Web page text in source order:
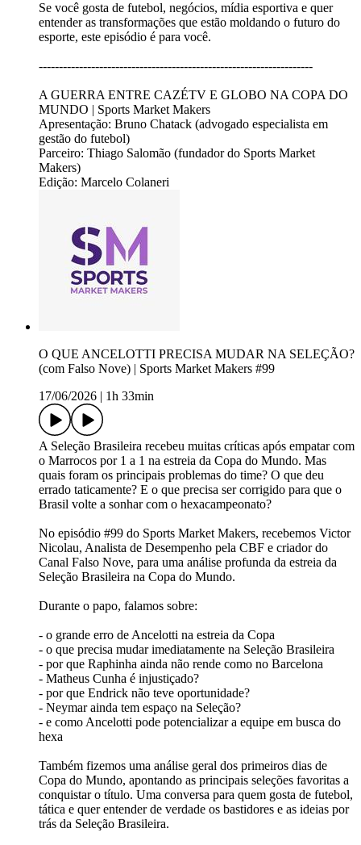
Se você gosta de futebol, negócios, mídia esportiva e quer
entender as transformações que estão moldando o futuro do
esporte, este episódio é para você.
--------------------------------------------------------------------
A GUERRA ENTRE CAZÉTV E GLOBO NA COPA DO
MUNDO | Sports Market Makers
Apresentação: Bruno Chatack (advogado especialista em
gestão do futebol)
Parceiro: Thiago Salomão (fundador do Sports Market
Makers)
Edição: Marcelo Colaneri
O QUE ANCELOTTI PRECISA MUDAR NA SELEÇÃO?
(com Falso Nove) | Sports Market Makers #99
17/06/2026
1h 33min
A Seleção Brasileira recebeu muitas críticas após empatar com
o Marrocos por 1 a 1 na estreia da Copa do Mundo. Mas
quais foram os principais problemas do time? O que deu
errado taticamente? E o que precisa ser corrigido para que o
Brasil volte a sonhar com o hexacampeonato?
No episódio #99 do Sports Market Makers, recebemos Victor
Nicolau, Analista de Desempenho pela CBF e criador do
Canal Falso Nove, para uma análise profunda da estreia da
Seleção Brasileira na Copa do Mundo.
Durante o papo, falamos sobre:
- o grande erro de Ancelotti na estreia da Copa
- o que precisa mudar imediatamente na Seleção Brasileira
- por que Raphinha ainda não rende como no Barcelona
- Matheus Cunha é injustiçado?
- por que Endrick não teve oportunidade?
- Neymar ainda tem espaço na Seleção?
- e como Ancelotti pode potencializar a equipe em busca do
hexa
Também fizemos uma análise geral dos primeiros dias de
Copa do Mundo, apontando as principais seleções favoritas a
conquistar o título. Uma conversa para quem gosta de futebol,
tática e quer entender de verdade os bastidores e as ideias por
trás da Seleção Brasileira.